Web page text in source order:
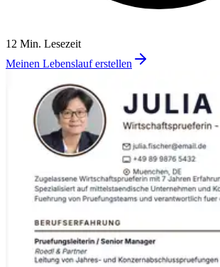
12 Min. Lesezeit
Meinen Lebenslauf erstellen